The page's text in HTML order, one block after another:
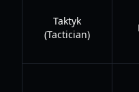
Taktyk
(Tactician)